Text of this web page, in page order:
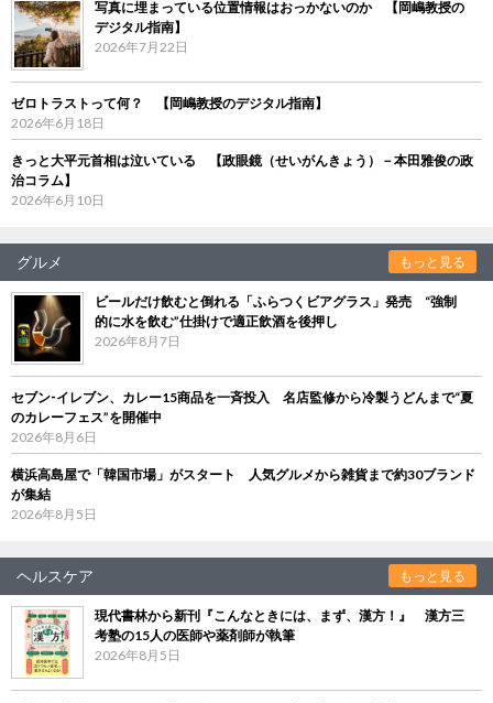
写真に埋まっている位置情報はおっかないのか 【岡嶋教授の
デジタル指南】
2026年7月22日
ゼロトラストって何？ 【岡嶋教授のデジタル指南】
2026年6月18日
きっと大平元首相は泣いている 【政眼鏡（せいがんきょう）－本田雅俊の政
治コラム】
2026年6月10日
グルメ もっと見る
ビールだけ飲むと倒れる「ふらつくビアグラス」発売 “強制
的に水を飲む”仕掛けで適正飲酒を後押し
2026年8月7日
セブン‐イレブン、カレー15商品を一斉投入 名店監修から冷製うどんまで“夏
のカレーフェス”を開催中
2026年8月6日
横浜高島屋で「韓国市場」がスタート 人気グルメから雑貨まで約30ブランド
が集結
2026年8月5日
ヘルスケア もっと見る
現代書林から新刊『こんなときには、まず、漢方！』 漢方三
考塾の15人の医師や薬剤師が執筆
2026年8月5日